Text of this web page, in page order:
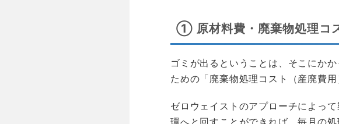
① 原材料費・廃棄物処理コ
ゴミが出るということは、そこにか
ための「廃棄物処理コスト（産廃費
ゼロウェイストのアプローチによっ
環へと回すことができれば、毎月の処